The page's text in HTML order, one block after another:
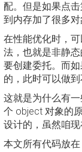
配。但是如果点
到内存加了很多对
在性能优化时，
法，也就是非静
要创建委托。而
的，此时可以做
这就是为什么有
个 object 对象的
设计的，虽然咱
本文所有代码放在